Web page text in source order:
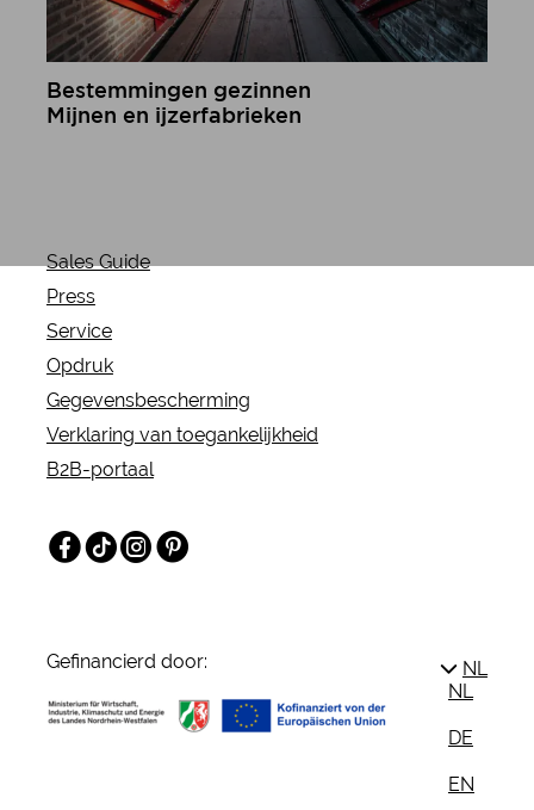
Bestemmingen gezinnen
Mijnen en ijzerfabrieken
Sales Guide
Press
Service
Opdruk
Gegevensbescherming
Verklaring van toegankelijkheid
B2B-portaal
Facebook
TikTokInstagramPinterest
Gefinancierd door:
NL
NL
DE
EN